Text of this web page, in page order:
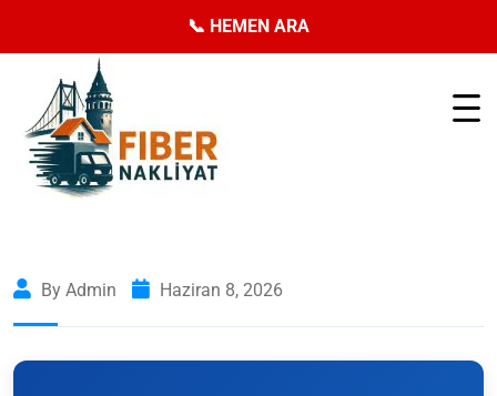
By Admin Haziran 8, 2026
📞 HEMEN ARA